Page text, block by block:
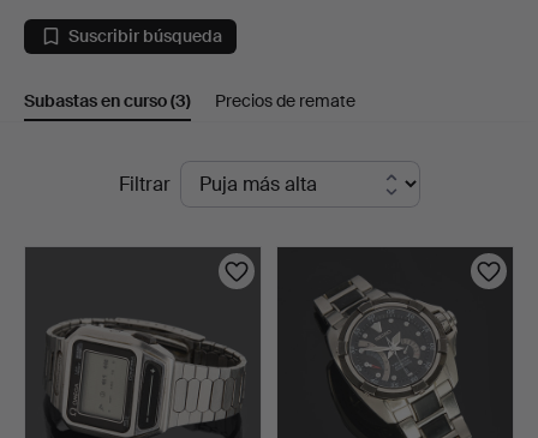
pulsera
en
Auktioner
Stockholm
Suscribir búsqueda
Subastas en curso(3) Precios de remate
SubastasFiltrar